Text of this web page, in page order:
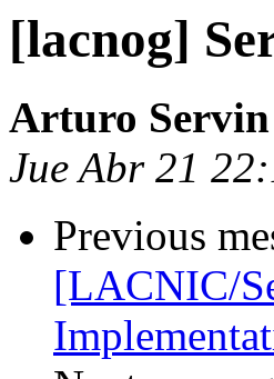
[lacnog]
Arturo Servin
Jue Abr 21
Previous
[LACNIC/